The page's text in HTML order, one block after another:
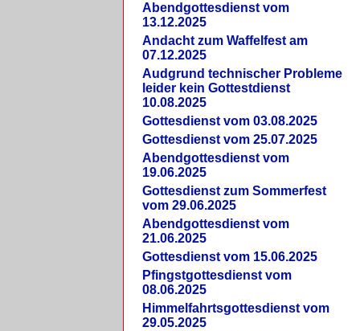
Abendgottesdienst vom
13.12.2025
Andacht zum Waffelfest am
07.12.2025
Audgrund technischer Probleme
leider kein Gottestdienst
10.08.2025
Gottesdienst vom 03.08.2025
Gottesdienst vom 25.07.2025
Abendgottesdienst vom
19.06.2025
Gottesdienst zum Sommerfest
vom 29.06.2025
Abendgottesdienst vom
21.06.2025
Gottesdienst vom 15.06.2025
Pfingstgottesdienst vom
08.06.2025
Himmelfahrtsgottesdienst vom
29.05.2025